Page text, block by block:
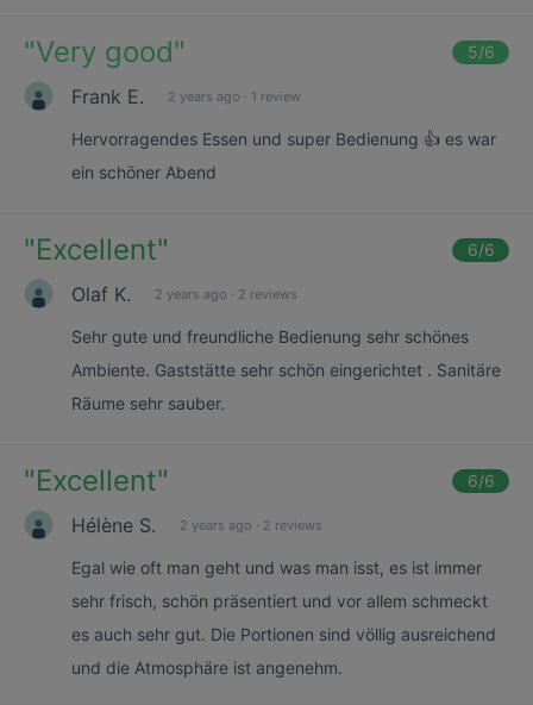
"Very good" 5/6
Frank E. 2 years ago · 1 review
Hervorragendes Essen und super Bedienung 👍 es war
ein schöner Abend
"Excellent" 6/6
Olaf K. 2 years ago · 2 reviews
Sehr gute und freundliche Bedienung sehr schönes
Ambiente. Gaststätte sehr schön eingerichtet . Sanitäre
Räume sehr sauber.
"Excellent" 6/6
Hélène S. 2 years ago · 2 reviews
Egal wie oft man geht und was man isst, es ist immer
sehr frisch, schön präsentiert und vor allem schmeckt
es auch sehr gut. Die Portionen sind völlig ausreichend
und die Atmosphäre ist angenehm.